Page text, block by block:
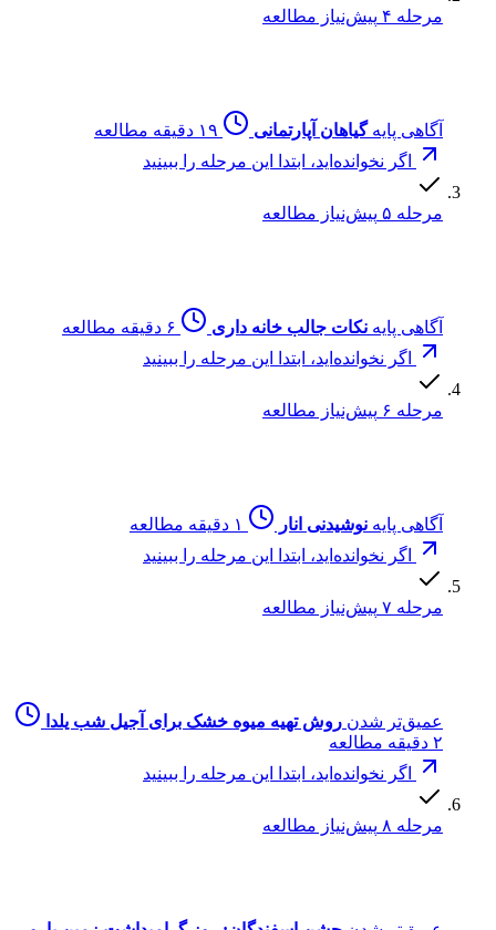
مرحله ۴ پیش‌نیاز مطالعه
آگاهی پایهگیاهان آپارتمانی
اگر نخوانده‌اید، ابتدا این مرحله را ببینید
مرحله ۵ پیش‌نیاز مطالعه
آگاهی پایه نکات جالب خانه داری
اگر نخوانده‌اید، ابتدا این مرحله را ببینید
مرحله ۶ پیش‌نیاز مطالعه
آگاهی پایه نوشیدنی انار
اگر نخوانده‌اید، ابتدا این مرحله را ببینید
مرحله ۷ پیش‌نیاز مطالعه
عمیق‌تر شدن روش تهیه میوه خشک برای آجیل شب یلدا
۲ دقیقه مطالعه
اگر نخوانده‌اید، ابتدا این مرحله را ببینید
مرحله ۸ پیش‌نیاز مطالعه